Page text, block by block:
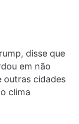
disse que
em não
outras cidades
clima